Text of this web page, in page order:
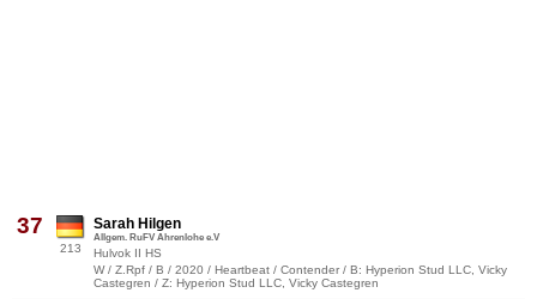
37
213
Sarah Hilgen
Allgem. RuFV Ahrenlohe e.V
Hulvok II HS
W / Z.Rpf / B / 2020 / Heartbeat / Contender / B: Hyperion Stud LLC, Vicky
Castegren / Z: Hyperion Stud LLC, Vicky Castegren